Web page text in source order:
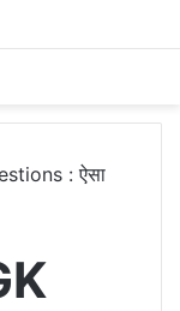
: ऐसा